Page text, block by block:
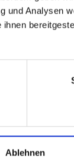
und Analysen
Ablehnen